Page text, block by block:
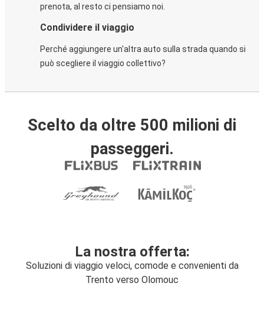
prenota, al resto ci pensiamo noi.
Condividere il viaggio
Perché aggiungere un'altra auto sulla strada quando si
può scegliere il viaggio collettivo?
Scelto da oltre 500 milioni di
passeggeri.
La nostra offerta:
Soluzioni di viaggio veloci, comode e convenienti da
Trento verso Olomouc